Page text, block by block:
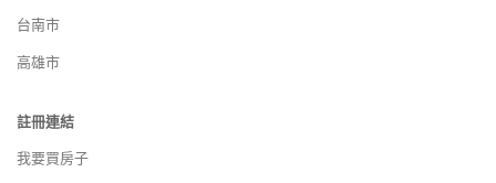
台南市
高雄市
註冊連結
我要買房子